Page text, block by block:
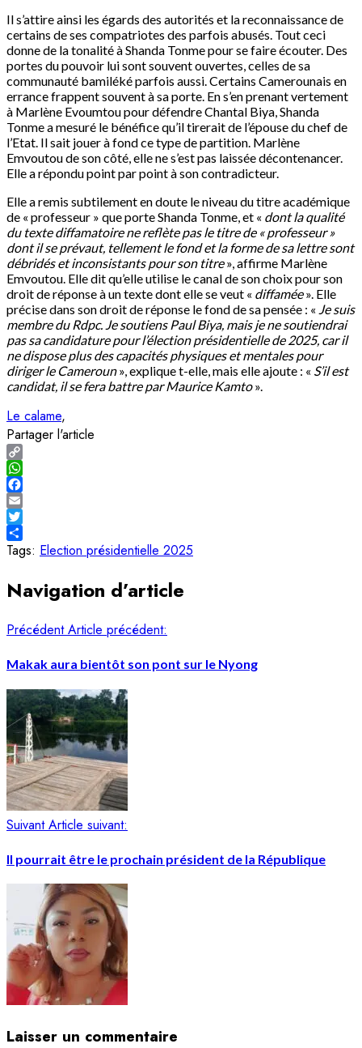
Il s’attire ainsi les égards des autorités et la reconnaissance de
certains de ses compatriotes des parfois abusés. Tout ceci
donne de la tonalité à Shanda Tonme pour se faire écouter. Des
portes du pouvoir lui sont souvent ouvertes, celles de sa
communauté bamiléké parfois aussi. Certains Camerounais en
errance frappent souvent à sa porte. En s’en prenant vertement
à Marlène Evoumtou pour défendre Chantal Biya, Shanda
Tonme a mesuré le bénéfice qu’il tirerait de l’épouse du chef de
l’Etat. Il sait jouer à fond ce type de partition. Marlène
Emvoutou de son côté, elle ne s’est pas laissée décontenancer.
Elle a répondu point par point à son contradicteur.
Elle a remis subtilement en doute le niveau du titre académique
de « professeur » que porte Shanda Tonme, et « dont la qualité
du texte diffamatoire ne reflète pas le titre de « professeur »
dont il se prévaut, tellement le fond et la forme de sa lettre sont
débridés et inconsistants pour son titre», affirme Marlène
Emvoutou. Elle dit qu’elle utilise le canal de son choix pour son
droit de réponse à un texte dont elle se veut « diffamée». Elle
précise dans son droit de réponse le fond de sa pensée : « Je suis
membre du Rdpc. Je soutiens Paul Biya, mais je ne soutiendrai
pas sa candidature pour l’élection présidentielle de 2025, car il
ne dispose plus des capacités physiques et mentales pour
diriger le Cameroun», explique t-elle, mais elle ajoute : « S’il est
candidat, il se fera battre par Maurice Kamto».
Le calame
Partager l'article
Copy
Link
WhatsApp
Facebook
Email
Twitter
Share
Tags: Election présidentielle 2025
Navigation d’article
Précédent Article précédent:
Makak aura bientôt son pont sur le Nyong
Suivant Article suivant:
Il pourrait être le prochain président de la République
Laisser un commentaire